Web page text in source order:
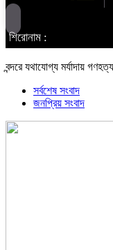
শিরোনাম :
বন্দরে যথাযোগ্য মর্যাদায়
সর্বশেষ সংবাদ
জনপ্রিয় সংবাদ